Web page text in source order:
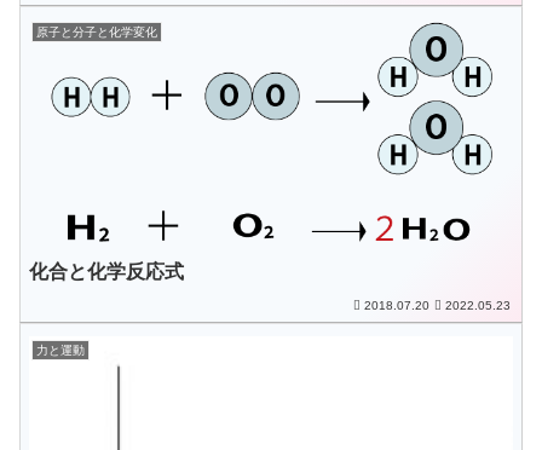
原子と分子と化学変化
化合と化学反応式
2018.07.20 2022.05.23
力と運動